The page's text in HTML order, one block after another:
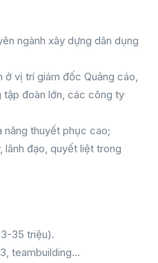
ngành xây dựng dân dụng
ở vị trí giám đốc Quảng cáo,
đoàn lớn, các công ty
năng thuyết phục cao;
lãnh đạo, quyết liệt trong
35 triệu).
teambuilding…